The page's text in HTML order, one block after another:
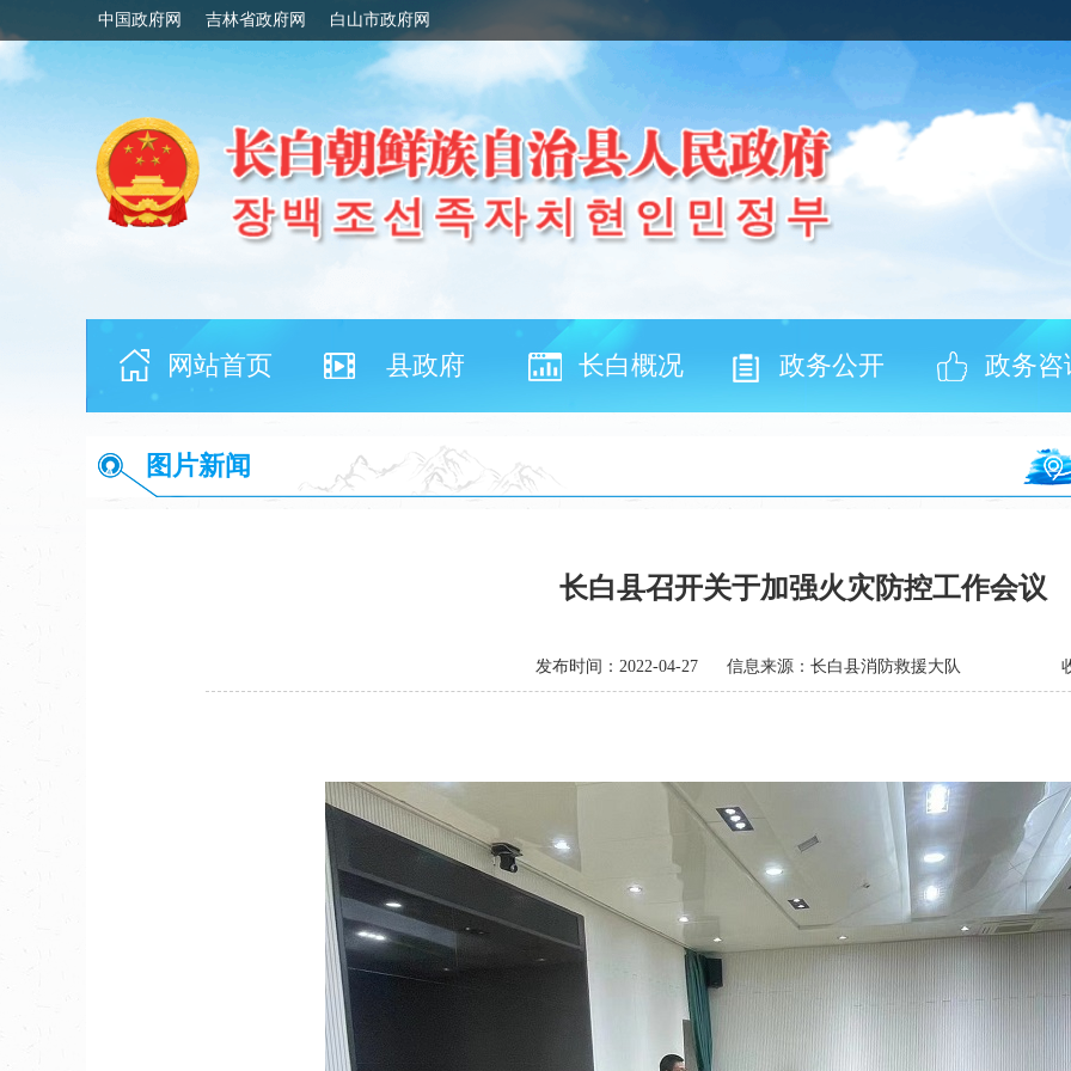
中国政府网 吉林省政府网 白山市政府网
网站首页 县政府 长白概况 政务公开 政务咨
图片新闻
长白县召开关于加强火灾防控工作会议
发布时间：2022-04-27 信息来源：长白县消防救援大队